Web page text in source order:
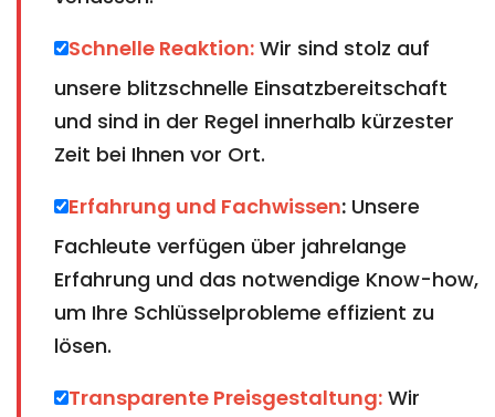
Schnelle Reaktion: Wir sind stolz auf
unsere blitzschnelle Einsatzbereitschaft
und sind in der Regel innerhalb kürzester
Zeit bei Ihnen vor Ort.
Erfahrung und Fachwissen: Unsere
Fachleute verfügen über jahrelange
Erfahrung und das notwendige Know-how,
um Ihre Schlüsselprobleme effizient zu
lösen.
Transparente Preisgestaltung: Wir